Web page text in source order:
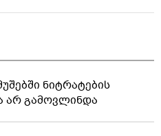
ნიტრატების
არ გამოვლინდა